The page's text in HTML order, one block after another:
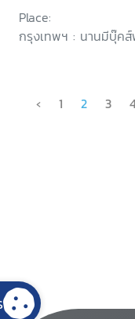
Place:
กรุงเทพฯ : นานมีบุ๊คส์
‹ 1 2 3